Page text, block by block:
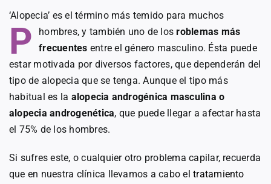
‘Alopecia’ es el término más temido para muchos
hombres, y también uno de los
P
roblemas más
frecuentes entre el género masculino. Ésta puede
estar motivada por diversos factores, que dependerán del
tipo de alopecia que se tenga. Aunque el tipo más
habitual es la alopecia androgénica masculina o
alopecia androgenética, que puede llegar a afectar hasta
el 75% de los hombres.
Si sufres este, o cualquier otro problema capilar, recuerda
que en nuestra clínica llevamos a cabo eltratamiento